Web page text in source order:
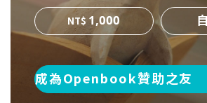
1,000
成為Openbook贊助之友